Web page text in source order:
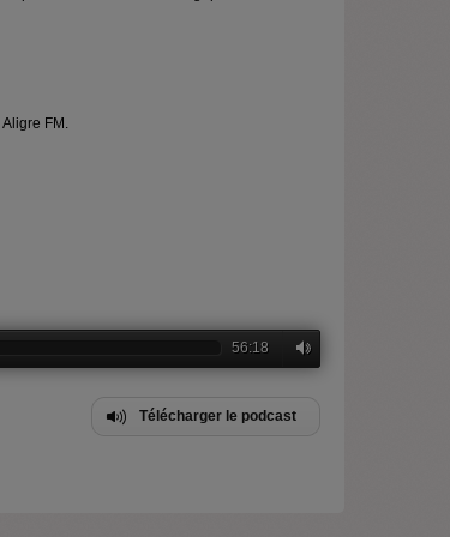
FM.
56:18
Télécharger le podcast